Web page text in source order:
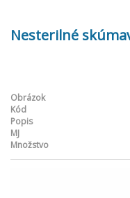
Nesterilné
Obrázok
Kód
Popis
MJ
Množstvo